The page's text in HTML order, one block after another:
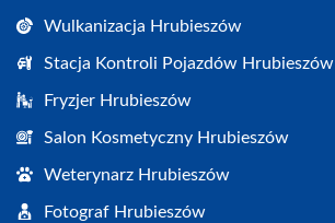
Wulkanizacja Hrubieszów
Stacja Kontroli Pojazdów Hrubieszów
Fryzjer Hrubieszów
Salon Kosmetyczny Hrubieszów
Weterynarz Hrubieszów
Fotograf Hrubieszów